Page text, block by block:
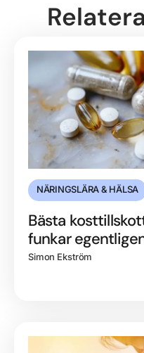
NÄRINGSLÄRA & HÄLSA
Bästa
funkar
Simon Ekström